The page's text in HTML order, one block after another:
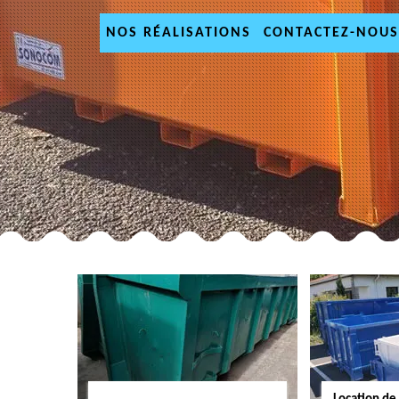
NOS RÉALISATIONS CONTACTEZ-